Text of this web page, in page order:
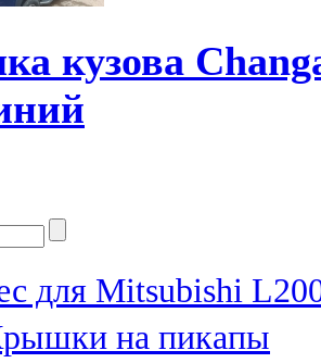
кузова
для Mitsubishi
на пикапы